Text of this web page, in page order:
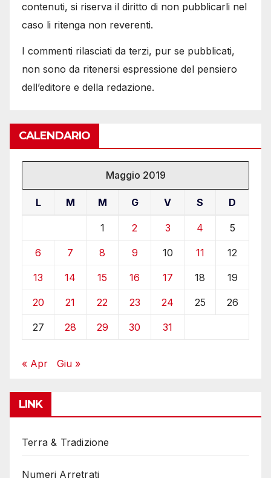
contenuti, si riserva il diritto di non pubblicarli nel
caso li ritenga non reverenti.
I commenti rilasciati da terzi, pur se pubblicati,
non sono da ritenersi espressione del pensiero
dell’editore e della redazione.
CALENDARIO
Maggio 2019
L M M G V S D
1 2 3 4 5
6 7 8 9 10 11 12
13 14 15 16 17 18 19
20 21 22 23 24 25 26
27 28 29 30 31
« Apr Giu »
LINK
Terra & Tradizione
Numeri Arretrati